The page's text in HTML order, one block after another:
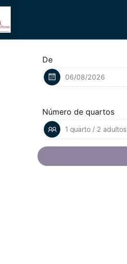
De
Número de quartos
1 quarto / 2 adultos